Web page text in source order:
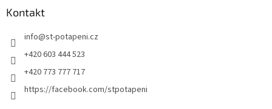
Kontakt
info@st-potapeni.cz
+420 603 444 523
+420 773 777 717
https://facebook.com/stpotapeni